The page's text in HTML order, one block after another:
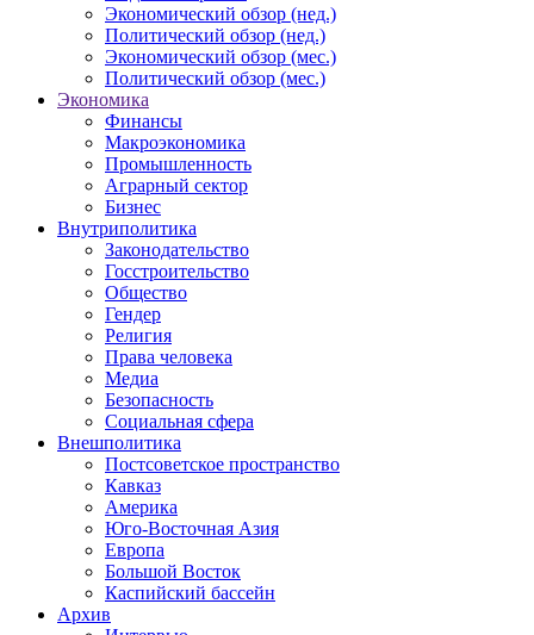
Экономический обзор (нед.)
Политический обзор (нед.)
Экономический обзор (мес.)
Политический обзор (мес.)
Экономика
Финансы
Макроэкономика
Промышленность
Аграрный сектор
Бизнес
Внутриполитика
Законодательство
Госстроительство
Общество
Гендер
Религия
Права человека
Медиа
Безопасность
Социальная сфера
Внешполитика
Постсоветское пространство
Кавказ
Америка
Юго-Восточная Азия
Европа
Большой Восток
Каспийский бассейн
Архив